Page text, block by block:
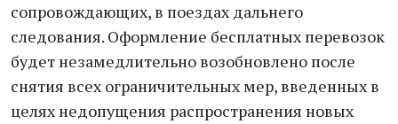
сопровождающих, в поездах дальнего
следования. Оформление бесплатных перевозок
будет незамедлительно возобновлено после
снятия всех ограничительных мер, введенных в
целях недопущения распространения новых